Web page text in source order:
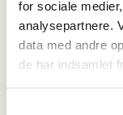
for sociale
analysepartnere.
data med andre
de har indsamlet